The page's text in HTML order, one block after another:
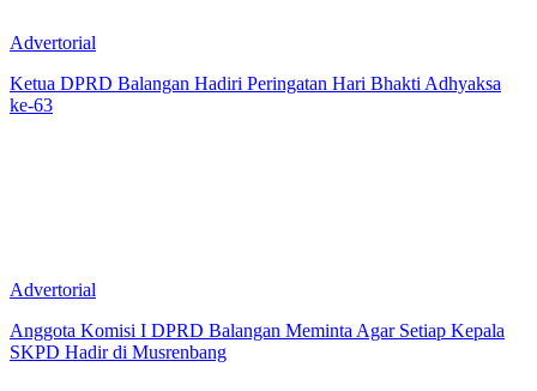
Advertorial
Ketua DPRD Balangan Hadiri Peringatan Hari Bhakti Adhyaksa
ke-63
Advertorial
Anggota Komisi I DPRD Balangan Meminta Agar Setiap Kepala
SKPD Hadir di Musrenbang